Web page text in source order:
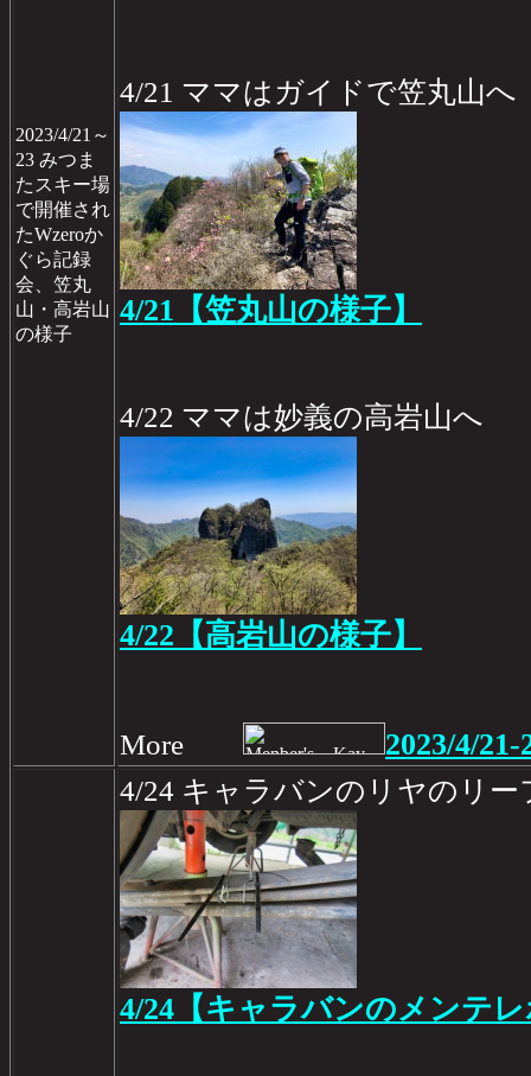
2023/4/21～
23 みつま
たスキー場
で開催され
たWzeroか
ぐら記録
会、笠丸
山・高岩山
の様子
4/21 ママはガイドで笠丸山へ
4/21【笠丸山の様子】
4/22 ママは妙義の高岩山へ
4/22【高岩山の様子】
More 2023/4/21-
4/24 キャラバンのリヤのリ
4/24【キャラバンのメンテレ